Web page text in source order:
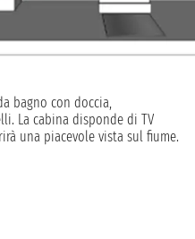
bagno con doccia,
La cabina disponde di TV
una piacevole vista sul fiume.